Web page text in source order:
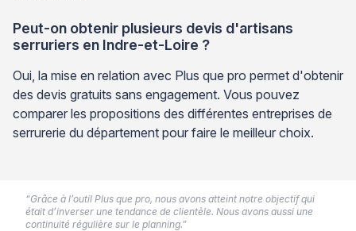
Peut-on obtenir plusieurs devis d'artisans
serruriers en Indre-et-Loire ?
Oui, la mise en relation avec Plus que pro permet d'obtenir
des devis gratuits sans engagement. Vous pouvez
comparer les propositions des différentes entreprises de
serrurerie du département pour faire le meilleur choix.
“Grâce à l’outil Plus que pro, nous avons atteint notre objectif qui
était d’inverser une tendance de clientèle. Nous avons aussi une
continuité régulière sur le planning.”